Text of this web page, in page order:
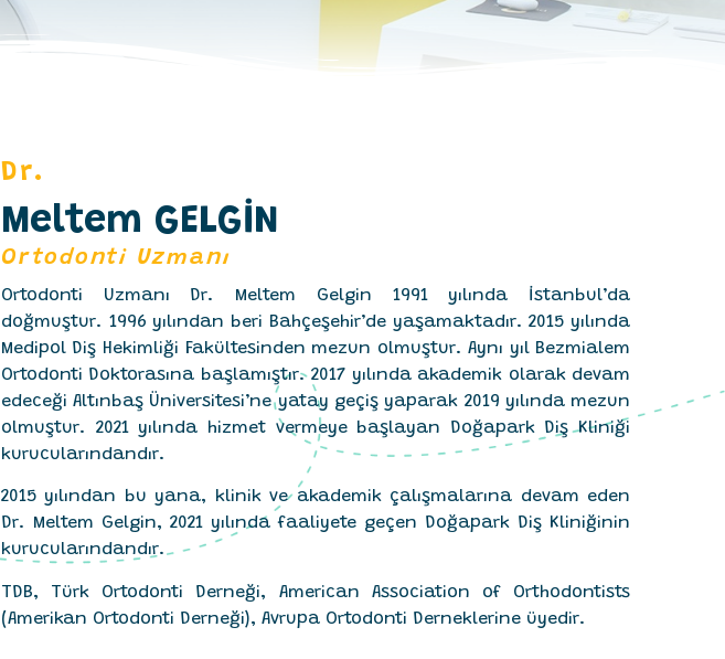
Dr.
Meltem GELGİN
Ortodonti Uzmanı
Ortodonti Uzmanı Dr. Meltem Gelgin 1991 yılında İstanbul’da
doğmuştur. 1996 yılından beri Bahçeşehir’de yaşamaktadır. 2015 yılında
Medipol Diş Hekimliği Fakültesinden mezun olmuştur. Aynı yıl Bezmialem
Ortodonti Doktorasına başlamıştır. 2017 yılında akademik olarak devam
edeceği Altınbaş Üniversitesi’ne yatay geçiş yaparak 2019 yılında mezun
olmuştur. 2021 yılında hizmet vermeye başlayan Doğapark Diş Kliniği
kurucularındandır.
2015 yılından bu yana, klinik ve akademik çalışmalarına devam eden
Dr. Meltem Gelgin, 2021 yılında faaliyete geçen Doğapark Diş Kliniğinin
kurucularındandır.
TDB, Türk Ortodonti Derneği, American Association of Orthodontists
(Amerikan Ortodonti Derneği), Avrupa Ortodonti Derneklerine üyedir.